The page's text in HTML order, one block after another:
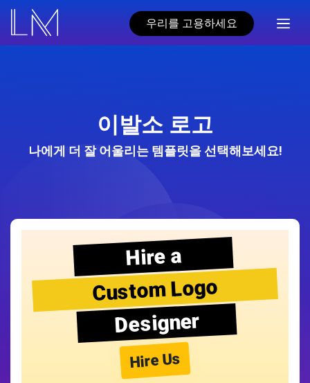
우리를 고용하세요
이발소 로고
나에게 더 잘 어울리는 템플릿을 선택해보세요!
Hire a
Custom Logo
Designer
Hire Us